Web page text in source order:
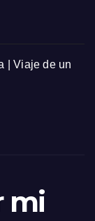
| Viaje de un
mi